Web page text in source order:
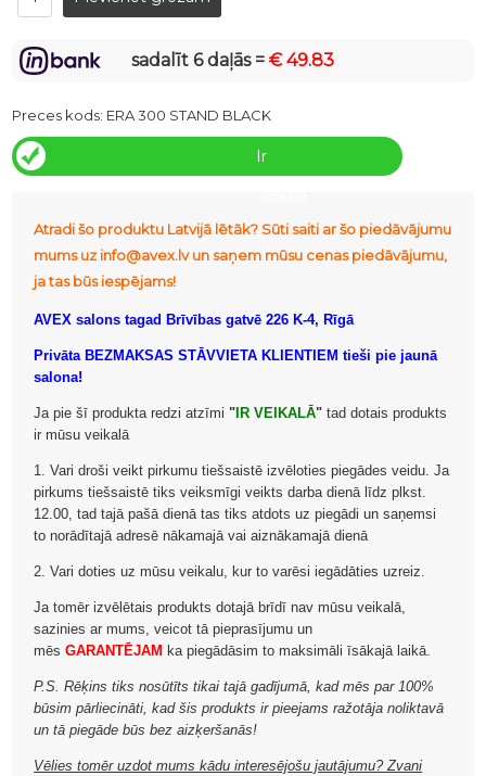
sadalīt 6 daļās =€ 49.83
Preces kods: ERA 300 STAND BLACK
Ir
Atradi šo produktu Latvijā lētāk? Sūti saiti ar šo piedāvājumu
mums uz info@avex.lv un saņem mūsu cenas piedāvājumu,
ja tas būs iespējams!
AVEX salons tagad Brīvības gatvē 226 K-4, Rīgā
Privāta BEZMAKSAS STĀVVIETA KLIENTIEM tieši pie jaunā
salona!
Ja pie šī produkta redzi atzīmi " IR VEIKALĀ" tad dotais produkts
ir mūsu veikalā
1. Vari droši veikt pirkumu tiešsaistē izvēloties piegādes veidu. Ja
pirkums tiešsaistē tiks veiksmīgi veikts darba dienā līdz plkst.
12.00, tad tajā pašā dienā tas tiks atdots uz piegādi un saņemsi
to norādītajā adresē nākamajā vai aiznākamajā dienā
2. Vari doties uz mūsu veikalu, kur to varēsi iegādāties uzreiz.
Ja tomēr izvēlētais produkts dotajā brīdī nav mūsu veikalā,
sazinies ar mums, veicot tā pieprasījumu un
mēsGARANTĒJAM ka piegādāsim to maksimāli īsākajā laikā.
P.S. Rēķins tiks nosūtīts tikai tajā gadījumā, kad mēs par 100%
būsim pārliecināti, kad šis produkts ir pieejams ražotāja noliktavā
un tā piegāde būs bez aizķeršanās!
Vēlies tomēr uzdot mums kādu interesējošu jautājumu? Zvani